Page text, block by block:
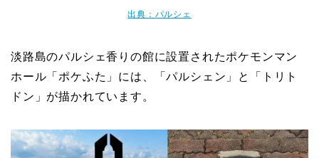
出典：パルシェ
淡路島のパルシェ香りの館に設置されたポケモンマン
ホール「ポケふた」には、「パルシェン」と「トリト
ドン」が描かれています。